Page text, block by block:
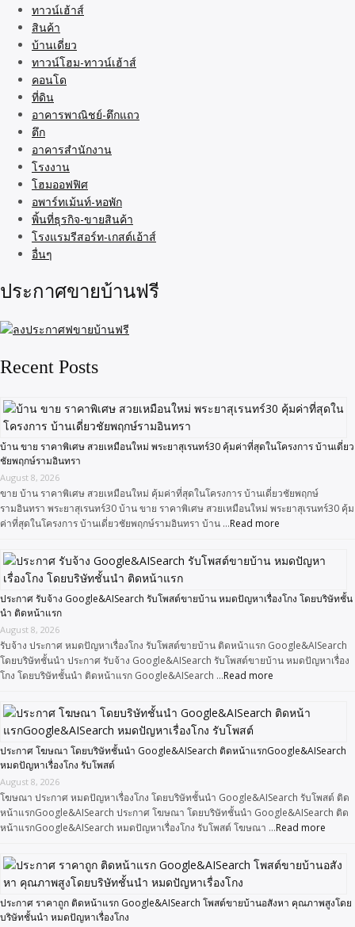
ทาวน์เฮ้าส์
สินค้า
บ้านเดี่ยว
ทาวน์โฮม-ทาวน์เฮ้าส์
คอนโด
ที่ดิน
อาคารพาณิชย์-ตึกแถว
ตึก
อาคารสำนักงาน
โรงงาน
โฮมออฟฟิศ
อพาร์ทเม้นท์-หอพัก
พิ้นที่ธุรกิจ-ขายสินค้า
โรงแรมรีสอร์ท-เกสต์เอ้าส์
อื่นๆ
ประกาศขายบ้านฟรี
Recent Posts
บ้าน ขาย ราคาพิเศษ สวยเหมือนใหม่ พระยาสุเรนทร์30 คุ้มค่าที่สุดในโครงการ บ้านเดี่ยว
ชัยพฤกษ์รามอินทรา
August 8, 2026
ขาย บ้าน ราคาพิเศษ สวยเหมือนใหม่ คุ้มค่าที่สุดในโครงการ บ้านเดี่ยวชัยพฤกษ์
รามอินทรา พระยาสุเรนทร์30 บ้าน ขาย ราคาพิเศษ สวยเหมือนใหม่ พระยาสุเรนทร์30 คุ้ม
ค่าที่สุดในโครงการ บ้านเดี่ยวชัยพฤกษ์รามอินทรา บ้าน …Read more
ประกาศ รับจ้าง Google&AISearch รับโพสต์ขายบ้าน หมดปัญหาเรื่องโกง โดยบริษัทชั้น
นำ ติดหน้าแรก
August 8, 2026
รับจ้าง ประกาศ หมดปัญหาเรื่องโกง รับโพสต์ขายบ้าน ติดหน้าแรก Google&AISearch
โดยบริษัทชั้นนำ ประกาศ รับจ้าง Google&AISearch รับโพสต์ขายบ้าน หมดปัญหาเรื่อง
โกง โดยบริษัทชั้นนำ ติดหน้าแรก Google&AISearch …Read more
ประกาศ โฆษณา โดยบริษัทชั้นนำ Google&AISearch ติดหน้าแรกGoogle&AISearch
หมดปัญหาเรื่องโกง รับโพสต์
August 8, 2026
โฆษณา ประกาศ หมดปัญหาเรื่องโกง โดยบริษัทชั้นนำ Google&AISearch รับโพสต์ ติด
หน้าแรกGoogle&AISearch ประกาศ โฆษณา โดยบริษัทชั้นนำ Google&AISearch ติด
หน้าแรกGoogle&AISearch หมดปัญหาเรื่องโกง รับโพสต์ โฆษณา …Read more
ประกาศ ราคาถูก ติดหน้าแรก Google&AISearch โพสต์ขายบ้านอสังหา คุณภาพสูงโดย
บริษัทชั้นนำ หมดปัญหาเรื่องโกง